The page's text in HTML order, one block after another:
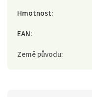
Hmotnost:
EAN:
Země původu: